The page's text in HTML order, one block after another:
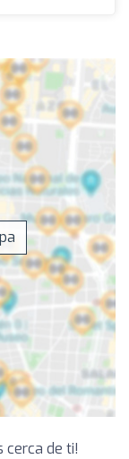
cerca de ti!